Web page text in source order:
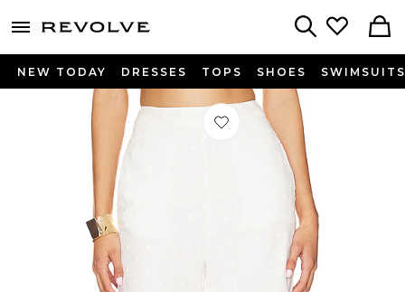
menu - shows more content
NEW TODAY DRESSES TOPS SHOES SWIMSUITS
Préféré PANTALON DAKOTA